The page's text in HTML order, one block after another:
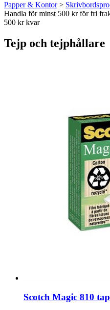
Papper & Kontor>
Handla för minst 500 kr för fri
500 kr kvar
Tejp och tejphållare
Scotch Magic 810